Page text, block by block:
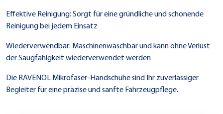
Effektive Reinigung: Sorgt für eine gründliche und schonende
Reinigung bei jedem Einsatz
Wiederverwendbar: Maschinenwaschbar und kann ohne Verlust
der Saugfähigkeit wiederverwendet werden
Die RAVENOL Mikrofaser-Handschuhe sind Ihr zuverlässiger
Begleiter für eine präzise und sanfte Fahrzeugpflege.